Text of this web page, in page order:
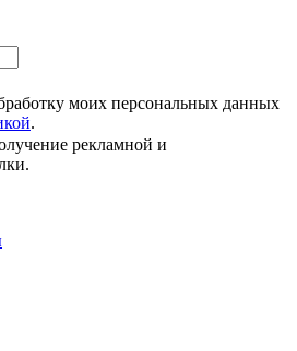
моих персональных данных
.
рекламной и